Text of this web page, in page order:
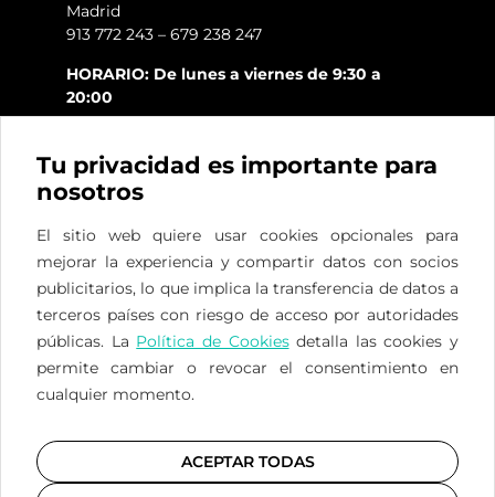
Madrid
913 772 243 – 679 238 247
HORARIO: De lunes a viernes de 9:30 a
20:00
ES FR EN
Privacidad /Cookies/ Legal
Registro Sanitario nº CS3961de la Comunidad de
Madrid
Tu privacidad es importante para
nosotros
El sitio web quiere usar cookies opcionales para
mejorar la experiencia y compartir datos con socios
publicitarios, lo que implica la transferencia de datos a
terceros países con riesgo de acceso por autoridades
públicas. La Política de Cookiesdetalla las cookies y
permite cambiar o revocar el consentimiento en
cualquier momento.
ACEPTAR TODAS